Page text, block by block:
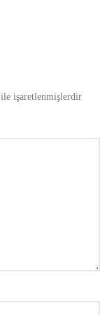
ile işaretlenmişlerdir